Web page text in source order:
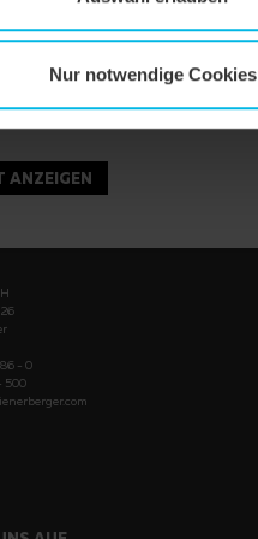
Nur notwendige Cookies
ANZEIGEN
86 - 0
500